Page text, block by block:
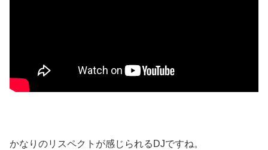
かなりのリスペクトが感じられるDJですね。